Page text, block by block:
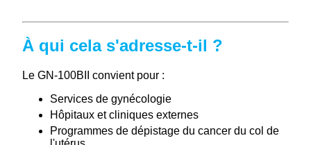
À qui cela s'adresse-t-il ?
Le GN-100BII convient pour :
Services de gynécologie
Hôpitaux et cliniques externes
Programmes de dépistage du cancer du col de